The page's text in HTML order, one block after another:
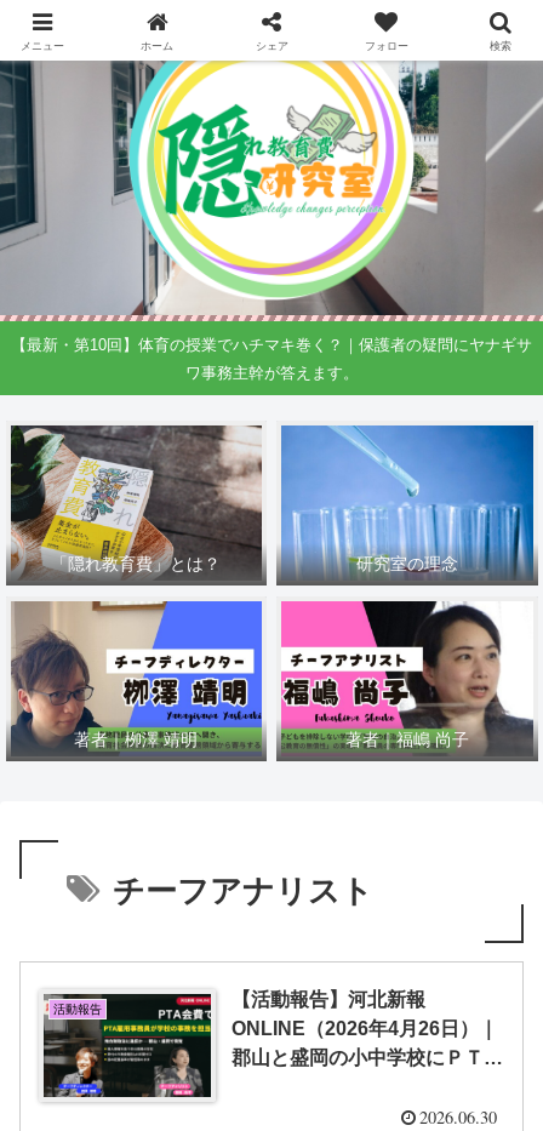
【最新・第10回】体育の授業でハチマキ巻く？｜保護者の疑問にヤナギサ
ワ事務主幹が答えます。
「隠れ教育費」とは？ 研究室の理念
著者｜栁澤 靖明 著者｜福嶋 尚子
チーフアナリスト
活動報告
【活動報告】河北新報
ONLINE（2026年4月26日）｜
郡山と盛岡の小中学校にＰＴＡ
の費用で学校業務に携わるケー
2026.06.30
メニュー ホーム シェア フォロー 検索